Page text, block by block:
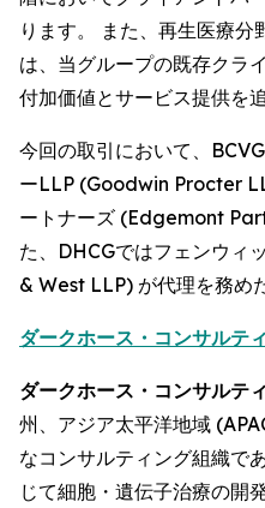
ります。 また、再生医療
は、当グループの既存クラ
付加価値とサービス提供を
今回の取引において、
ーLLP (Goodwin Procter
ートナーズ (Edgemont
た、DHCGではフェンウィ
& West LLP) が代理を務めた
ダークホース・コンサルテ
ダークホース・コンサルテ
州、アジア太平洋地域
なコンサルティング組織で
じて細胞・遺伝子治療の開